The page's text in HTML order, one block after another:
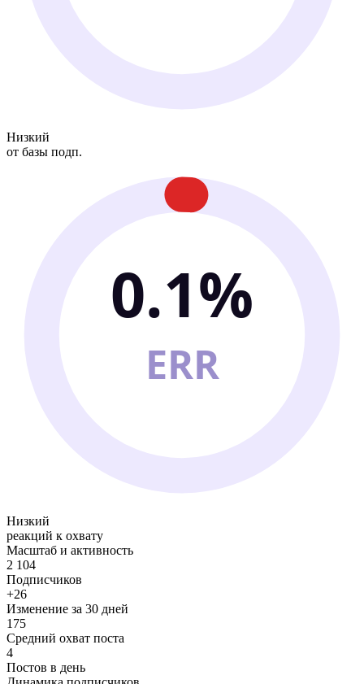
Низкий
от базы подп.
0.1%
ERR
Низкий
реакций к охвату
Масштаб и активность
2 104
Подписчиков
+26
Изменение за 30 дней
175
Средний охват поста
4
Постов в день